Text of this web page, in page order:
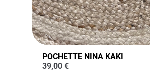
POCHETTE NINA KAKI
39,00€